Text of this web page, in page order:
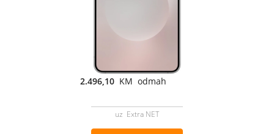
2.496,10 KM odmah
uz Extra NET